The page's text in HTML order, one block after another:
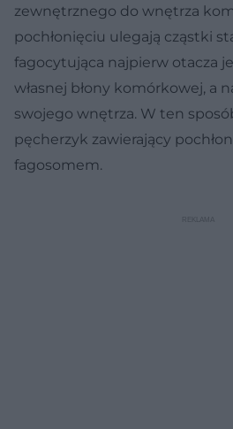
zewnętrznego do wnętrza
pochłonięciu ulegają cząstki
fagocytująca najpierw otacza
własnej błony komórkowej, a
swojego wnętrza. W ten
pęcherzyk zawierający
fagosomem.